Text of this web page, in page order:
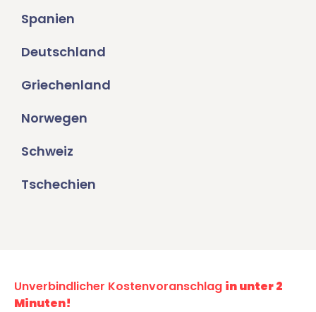
Spanien
Deutschland
Griechenland
Norwegen
Schweiz
Tschechien
Unverbindlicher Kostenvoranschlag in unter 2
Minuten!